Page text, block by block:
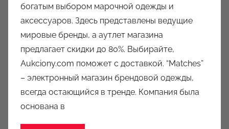
о
м
a
u
k
c
богатым выбором марочной одежды и
аксессуаров. Здесь представлены ведущие
мировые бренды, а аутлет магазина
предлагает скидки до 80%. Выбирайте,
Aukciony.com поможет с доставкой. “Matches”
– электронный магазин брендовой одежды,
всегда остающийся в тренде. Компания была
основана в